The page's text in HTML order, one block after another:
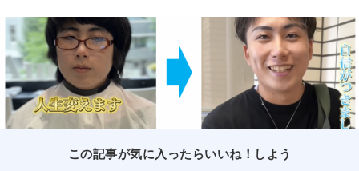
この記事が気に入ったらいいね！しよう